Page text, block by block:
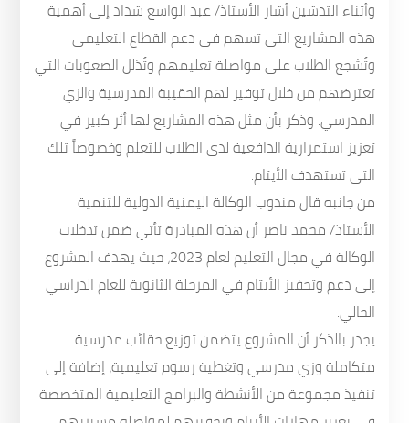
وأثناء التدشين أشار الأستاذ/ عبد الواسع شداد إلى أهمية
هذه المشاريع التي تسهم في دعم القطاع التعليمي
وتُشجع الطلاب على مواصلة تعليمهم وتُذلل الصعوبات التي
تعترضهم من خلال توفير لهم الحقيبة المدرسية والزي
المدرسي. وذكر بأن مثل هذه المشاريع لها أثر كبير في
تعزيز استمرارية الدافعية لدى الطلاب للتعلم وخصوصاً تلك
التي تستهدف الأيتام.
من جانبه قال مندوب الوكالة اليمنية الدولية للتنمية
الأستاذ/ محمد ناصر أن هذه المبادرة تأتي ضمن تدخلات
الوكالة في مجال التعليم لعام 2023، حيث يهدف المشروع
إلى دعم وتحفيز الأيتام في المرحلة الثانوية للعام الدراسي
الحالي.
يجدر بالذكر أن المشروع يتضمن توزيع حقائب مدرسية
متكاملة وزي مدرسي وتغطية رسوم تعليمية، إضافة إلى
تنفيذ مجموعة من الأنشطة والبرامج التعليمية المتخصصة